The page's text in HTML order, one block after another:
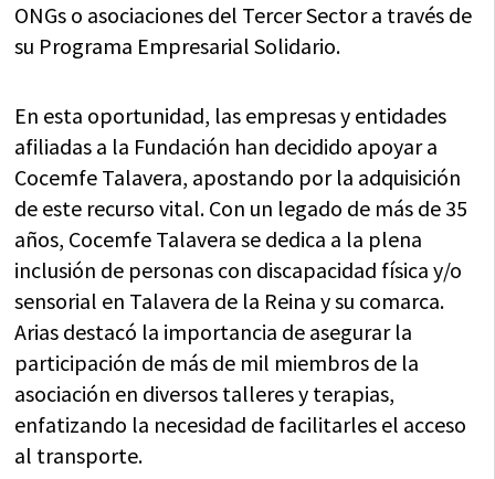
ONGs o asociaciones del Tercer Sector a través de
su Programa Empresarial Solidario.
En esta oportunidad, las empresas y entidades
afiliadas a la Fundación han decidido apoyar a
Cocemfe Talavera, apostando por la adquisición
de este recurso vital. Con un legado de más de 35
años, Cocemfe Talavera se dedica a la plena
inclusión de personas con discapacidad física y/o
sensorial en Talavera de la Reina y su comarca.
Arias destacó la importancia de asegurar la
participación de más de mil miembros de la
asociación en diversos talleres y terapias,
enfatizando la necesidad de facilitarles el acceso
al transporte.